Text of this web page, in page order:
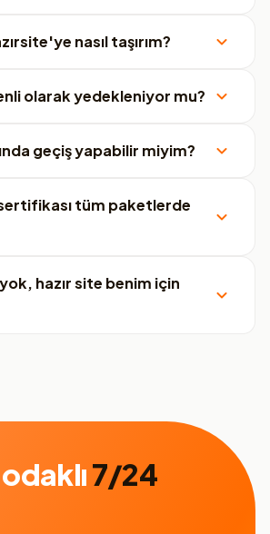
nasıl taşırım?
olarak yedekleniyor mu?
geçiş yapabilir miyim?
tüm paketlerde
hazır site benim için
7/24